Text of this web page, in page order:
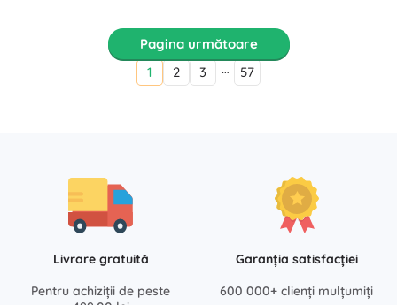
Pagina următoare
1
2 3 … 57
Livrare gratuită
Pentru achiziții de peste
Garanția satisfacției
600 000+ clienți mulțumiți